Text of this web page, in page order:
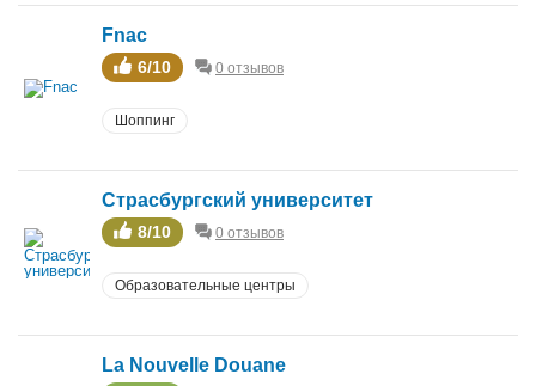
Fnac
6/10 0 отзывов
Шоппинг
Страсбургский университет
8/10 0 отзывов
Образовательные центры
La Nouvelle Douane